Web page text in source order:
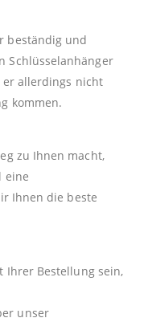
beständig und
Schlüsselanhänger
allerdings nicht
kommen.
zu Ihnen macht,
eine
Ihnen die beste
Ihrer Bestellung sein,
unser